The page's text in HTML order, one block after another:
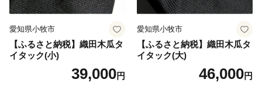
愛知県小牧市
【ふるさと納税】織田木瓜タ
イタック(小)
39,000円
愛知県小牧市
【ふるさと納税】織田木瓜タ
イタック(大)
46,000円